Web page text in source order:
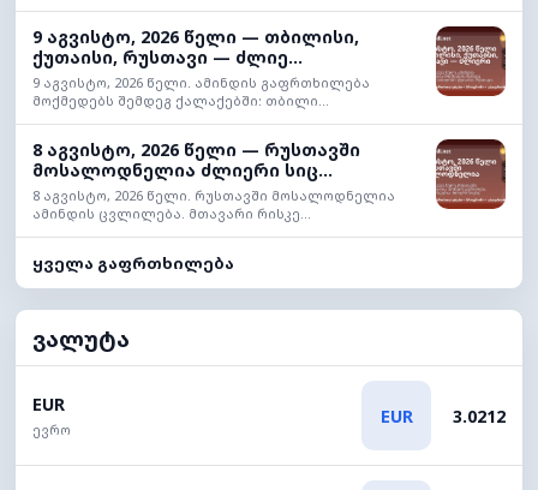
9 აგვისტო, 2026 წელი — თბილისი,
ქუთაისი, რუსთავი — ძლიე...
9 აგვისტო, 2026 წელი. ამინდის გაფრთხილება
მოქმედებს შემდეგ ქალაქებში: თბილი...
8 აგვისტო, 2026 წელი — რუსთავში
მოსალოდნელია ძლიერი სიც...
8 აგვისტო, 2026 წელი. რუსთავში მოსალოდნელია
ამინდის ცვლილება. მთავარი რისკე...
ყველა გაფრთხილება
ვალუტა
EUR
ევრო
EUR 3.0212